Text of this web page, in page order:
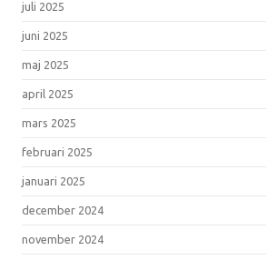
juli 2025
juni 2025
maj 2025
april 2025
mars 2025
februari 2025
januari 2025
december 2024
november 2024